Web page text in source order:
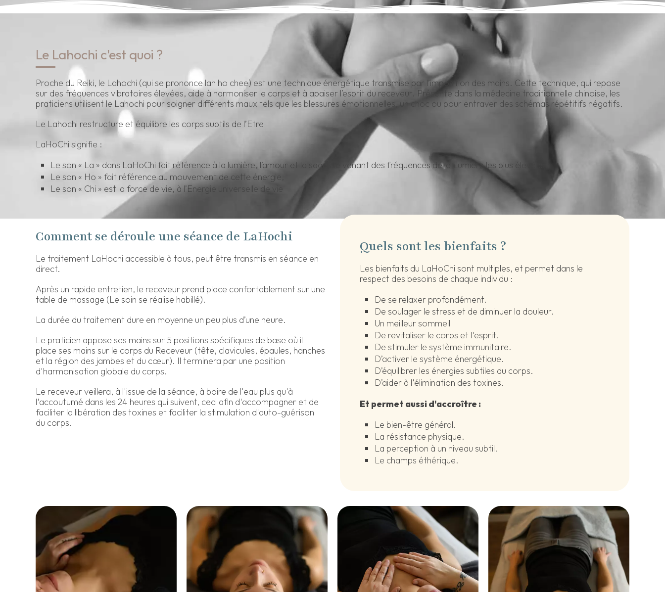
Le Lahochi c'est quoi ?
Proche du Reiki, le Lahochi (qui se prononce lah ho chee) est une technique énergétique transmise par l’imposition des mains. Cette technique, qui repose
sur des fréquences vibratoires élevées, aide à harmoniser le corps et à apaiser l’esprit du receveur. Présente dans la médecine traditionnelle chinoise, les
praticiens utilisent le Lahochi pour soigner différents maux tels que les blessures émotionnelles, un choc ou pour entraver des schémas répétitifs négatifs.
Le Lahochi restructure et équilibre les corps subtils de l’Etre
LaHoChi signifie :
Le son « La » dans LaHoChi fait référence à la lumière, l’amour et la sagesse venant des fréquences de la Lumière les plus élevées,
Le son « Ho » fait référence au mouvement de cette énergie,
Le son « Chi » est la force de vie, à l’Energie universelle de vie
Comment se déroule une séance de LaHochi
Le traitement LaHochi accessible à tous, peut être transmis en séance en
direct.
Après un rapide entretien, le receveur prend place confortablement sur une
table de massage (Le soin se réalise habillé).
La durée du traitement dure en moyenne un peu plus d’une heure.
Le praticien appose ses mains sur 5 positions spécifiques de base où il
place ses mains sur le corps du Receveur (tête, clavicules, épaules, hanches
et la région des jambes et du cœur). Il terminera par une position
d'harmonisation globale du corps.
Le receveur veillera, à l'issue de la séance, à boire de l'eau plus qu'à
l'accoutumé dans les 24 heures qui suivent, ceci afin d'accompagner et de
faciliter la libération des toxines et faciliter la stimulation d'auto-guérison
du corps.
Quels sont les bienfaits ?
Les bienfaits du LaHoChi sont multiples, et permet dans le
respect des besoins de chaque individu :
De se relaxer profondément.
De soulager le stress et de diminuer la douleur.
Un meilleur sommeil
De revitaliser le corps et l'esprit.
De stimuler le système immunitaire.
D’activer le système énergétique.
D’équilibrer les énergies subtiles du corps.
D’aider à l'élimination des toxines.
Et permet aussi d'accroître :
Le bien-être général.
La résistance physique.
La perception à un niveau subtil.
Le champs éthérique.